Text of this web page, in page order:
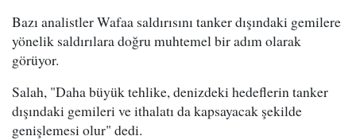
Bazı analistler Wafaa saldırısını tanker dışındaki gemilere
yönelik saldırılara doğru muhtemel bir adım olarak
görüyor.
Salah, "Daha büyük tehlike, denizdeki hedeflerin tanker
dışındaki gemileri ve ithalatı da kapsayacak şekilde
genişlemesi olur" dedi.